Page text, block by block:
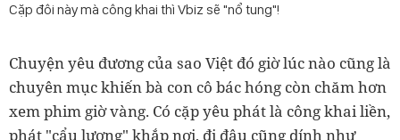
Cặp đôi này mà công khai thì Vbiz sẽ "nổ tung"!
Chuyện yêu đương của sao Việt đó giờ lúc nào cũng là
chuyên mục khiến bà con cô bác hóng còn chăm hơn
xem phim giờ vàng. Có cặp yêu phát là công khai liền,
phát "cẩu lương" khắp nơi, đi đâu cũng dính như